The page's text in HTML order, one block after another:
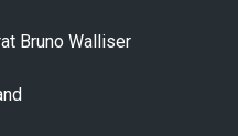
Bruno Walliser